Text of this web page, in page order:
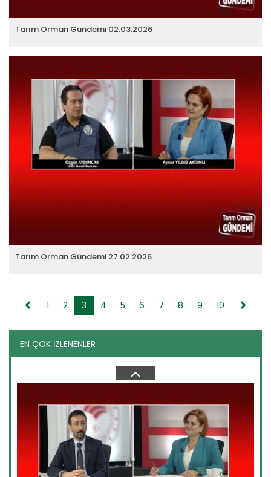
Tarım Orman Gündemi 02.03.2026
Tarım Orman Gündemi 27.02.2026
1 2 3 4 5 6 7 8 9 10
EN ÇOK İZLENENLER
Tarım Orman Gündemi 05.05.2026
buluşturuyor…
Devamını Oku ->
“Tarım Orman Gündemi” sektörün gündemini izleyici ile
Tarım Orman Gündemi 04.03.2026
“Tarım Orman Gündemi” sektörün gündemini izleyici ile